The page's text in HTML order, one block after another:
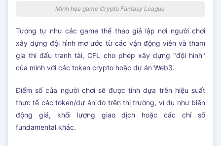
Minh họa game Crypto Fantasy League
Tương tự như các game thể thao giả lập nơi người chơi
xây dựng đội hình mơ ước từ các vận động viên và tham
gia thi đấu tranh tài, CFL cho phép xây dựng "đội hình"
của mình với các token crypto hoặc dự án Web3.
Điểm số của người chơi sẽ được tính dựa trên hiệu suất
thực tế các token/dự án đó trên thị trường, ví dụ như biến
động giá, khối lượng giao dịch hoặc các chỉ số
fundamental khác.